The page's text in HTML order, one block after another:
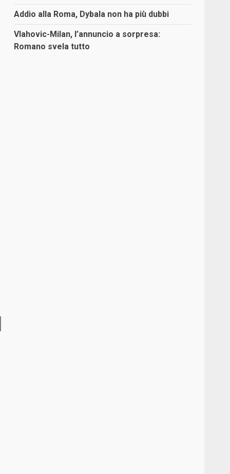
Addio alla Roma, Dybala non ha più dubbi
Vlahovic-Milan, l’annuncio a sorpresa:
Romano svela tutto